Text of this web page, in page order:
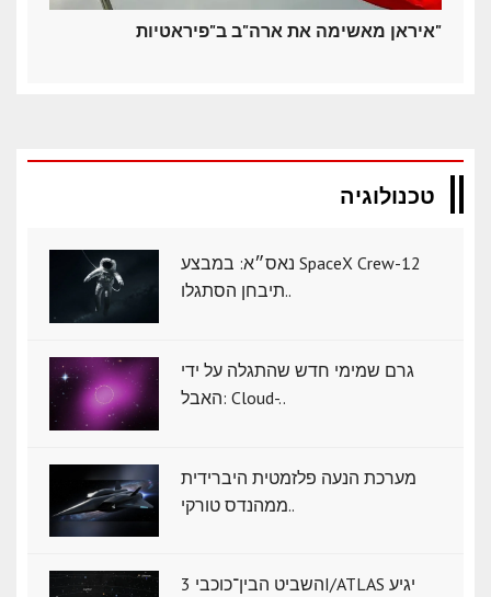
איראן מאשימה את ארה"ב ב"פיראטיות"
טכנולוגיה
נאס״א: במבצע SpaceX Crew-12
תיבחן הסתגלו..
גרם שמימי חדש שהתגלה על ידי
האבל: Cloud-..
מערכת הנעה פלזמטית היברידית
ממהנדס טורקי..
השביט הבין־כוכבי 3I/ATLAS יגיע